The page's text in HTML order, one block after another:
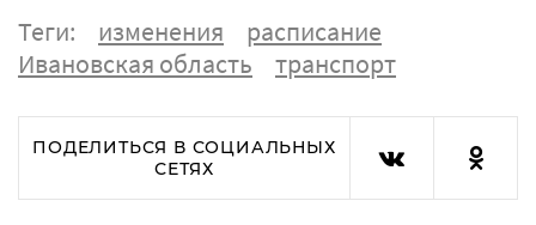
Теги: изменения
расписание
Ивановская область
транспорт
ПОДЕЛИТЬСЯ В СОЦИАЛЬНЫХ
СЕТЯХ